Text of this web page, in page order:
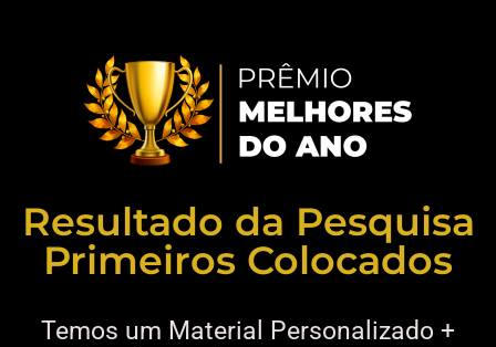
Resultado da Pesquisa
Primeiros Colocados
Temos um Material Personalizado +